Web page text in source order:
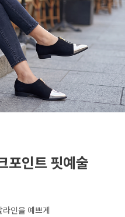
포인트 핏예술
라인을 예쁘게